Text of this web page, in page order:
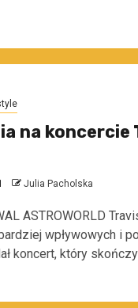
na koncercie
Julia Pacholska
ASTROWORLD
wpływowych i
koncert, który